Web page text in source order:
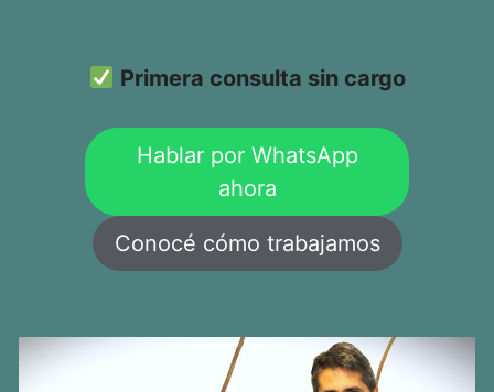
Primera consulta sin cargo
Hablar por WhatsApp
ahora
Conocé cómo trabajamos